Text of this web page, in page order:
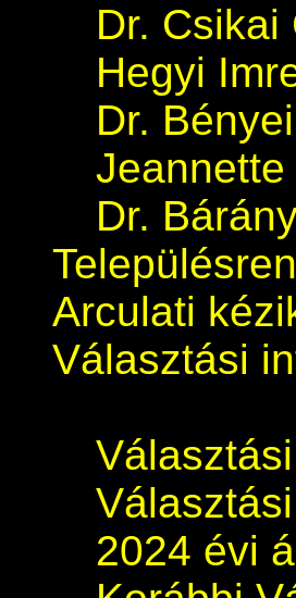
Dr. Csikai
Hegyi
Dr.
Dr.
Arculati
Választási
2024 évi